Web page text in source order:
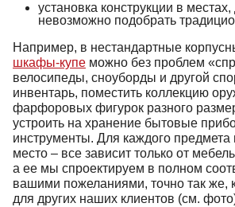
установка конструкции в
невозможно подобрать
Например, в нестандартные
шкафы-купе можно без проблем
велосипеды, сноуборды и другой
инвентарь, поместить коллекцию
фарфоровых фигурок разного
устроить на хранение бытовые
инструменты. Для каждого предмета
место – все зависит только от
а ее мы спроектируем в полном
вашими пожеланиями, точно так же,
для других наших клиентов (см.